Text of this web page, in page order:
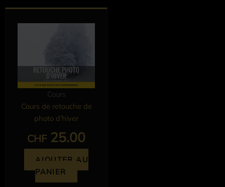
Cours
Cours de retouche de
photo d’hiver
CHF 25.00
AJOUTER AU
PANIER